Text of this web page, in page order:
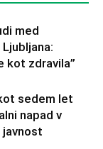
med
kot zdravila”
sedem let
napad v
javnost